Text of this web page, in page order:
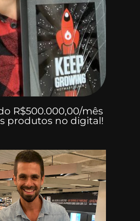
R$500.000,00/mês
produtos no digital!